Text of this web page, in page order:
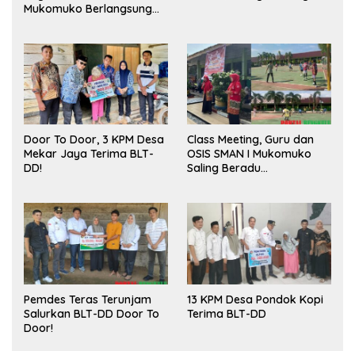
Mukomuko Berlangsung
Door To Door, 3 KPM Desa
Mekar Jaya Terima BLT-
DD!
Class Meeting, Guru dan
OSIS SMAN I Mukomuko
Saling Beradu
Pemdes Teras Terunjam
Salurkan BLT-DD Door To
Door!
13 KPM Desa Pondok Kopi
Terima BLT-DD